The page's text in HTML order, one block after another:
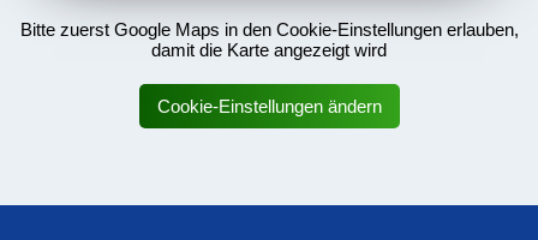
Bitte zuerst Google Maps in den Cookie-Einstellungen erlauben,
damit die Karte angezeigt wird
Cookie-Einstellungen ändern